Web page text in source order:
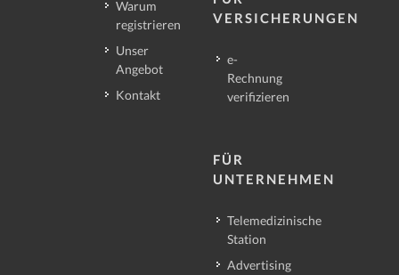
Warum
registrieren
Unser
Angebot
Kontakt
VERSICHERUNGEN
e-
Rechnung
verifizieren
FÜR
UNTERNEHMEN
Telemedizinische
Station
Advertising